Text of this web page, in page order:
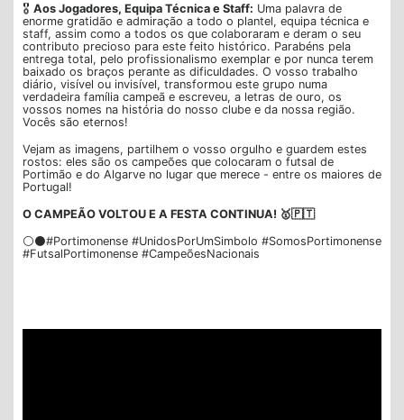
🎖️ Aos Jogadores, Equipa Técnica e Staff: Uma palavra de
enorme gratidão e admiração a todo o plantel, equipa técnica e
staff, assim como a todos os que colaboraram e deram o seu
contributo precioso para este feito histórico. Parabéns pela
entrega total, pelo profissionalismo exemplar e por nunca terem
baixado os braços perante as dificuldades. O vosso trabalho
diário, visível ou invisível, transformou este grupo numa
verdadeira família campeã e escreveu, a letras de ouro, os
vossos nomes na história do nosso clube e da nossa região.
Vocês são eternos!
Vejam as imagens, partilhem o vosso orgulho e guardem estes
rostos: eles são os campeões que colocaram o futsal de
Portimão e do Algarve no lugar que merece - entre os maiores de
Portugal!
O CAMPEÃO VOLTOU E A FESTA CONTINUA! 🥇🇵🇹
⚪⚫#Portimonense #UnidosPorUmSimbolo #SomosPortimonense
#FutsalPortimonense #CampeõesNacionais